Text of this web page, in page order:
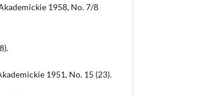
1958, No. 7/8
1951, No. 15 (23).